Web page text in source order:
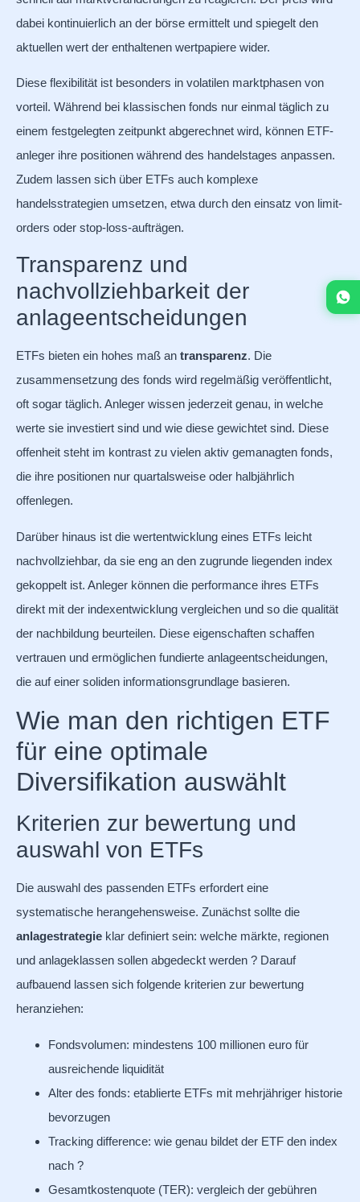
dabei kontinuierlich an der börse ermittelt und spiegelt den
aktuellen wert der enthaltenen wertpapiere wider.
Diese flexibilität ist besonders in volatilen marktphasen von
vorteil. Während bei klassischen fonds nur einmal täglich zu
einem festgelegten zeitpunkt abgerechnet wird, können ETF-
anleger ihre positionen während des handelstages anpassen.
Zudem lassen sich über ETFs auch komplexe
handelsstrategien umsetzen, etwa durch den einsatz von limit-
orders oder stop-loss-aufträgen.
Transparenz und
nachvollziehbarkeit der
anlageentscheidungen
ETFs bieten ein hohes maß an transparenz. Die
zusammensetzung des fonds wird regelmäßig veröffentlicht,
oft sogar täglich. Anleger wissen jederzeit genau, in welche
werte sie investiert sind und wie diese gewichtet sind. Diese
offenheit steht im kontrast zu vielen aktiv gemanagten fonds,
die ihre positionen nur quartalsweise oder halbjährlich
offenlegen.
Darüber hinaus ist die wertentwicklung eines ETFs leicht
nachvollziehbar, da sie eng an den zugrunde liegenden index
gekoppelt ist. Anleger können die performance ihres ETFs
direkt mit der indexentwicklung vergleichen und so die qualität
der nachbildung beurteilen. Diese eigenschaften schaffen
vertrauen und ermöglichen fundierte anlageentscheidungen,
die auf einer soliden informationsgrundlage basieren.
Wie man den richtigen ETF
für eine optimale
Diversifikation auswählt
Kriterien zur bewertung und
auswahl von ETFs
Die auswahl des passenden ETFs erfordert eine
systematische herangehensweise. Zunächst sollte die
anlagestrategie klar definiert sein: welche märkte, regionen
und anlageklassen sollen abgedeckt werden ? Darauf
aufbauend lassen sich folgende kriterien zur bewertung
heranziehen:
Fondsvolumen: mindestens 100 millionen euro für
ausreichende liquidität
Alter des fonds: etablierte ETFs mit mehrjähriger historie
bevorzugen
Tracking difference: wie genau bildet der ETF den index
nach ?
Gesamtkostenquote (TER): vergleich der gebühren